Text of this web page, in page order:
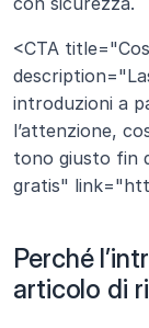
<CTA
introduzioni a
l’attenzione,
tono giusto fin
gratis"
Perché
articolo di